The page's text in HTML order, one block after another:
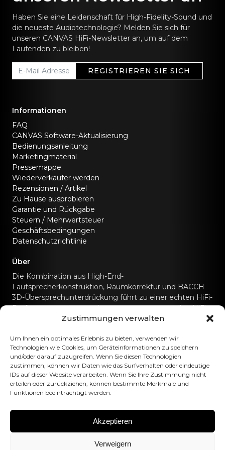
Zustimmungen verwalten
Um Ihnen ein optimales Erlebnis zu bieten, verwenden wir
Technologien wie Cookies, um Geräteinformationen zu speichern
und/oder darauf zuzugreifen. Wenn Sie diesen Technologien
zustimmen, können wir Daten wie das Surfverhalten oder eindeutige
IDs auf dieser Website verarbeiten. Wenn Sie Ihre Zustimmung nicht
erteilen oder zurückziehen, können bestimmte Merkmale und
Funktionen beeinträchtigt werden.
Akzeptieren
Verweigern
Haben Sie eine Leidenschaft für High-Fidelity-Sound und
die neueste Audiotechnologie? Melden Sie sich für
unseren CANVAS HiFi-Newsletter an, um auf dem
Laufenden zu bleiben!
REGISTRIEREN SIE SICH
Informationen
FAQ
CANVAS Software-Aktualisierung
Bedienungsanleitung
Marketingmaterial
Pressemappe
Wiederverkäufer werden
Rezensionen / Artikel
Zu Hause ausprobieren
Garantie und Rückgabe
Steuern / Mehrwertsteuer
Geschäftsbedingungen
Datenschutzrichtlinie
Über
Die Kombination aus High-End-
Lautsprecherkonstruktion, Raumkorrektur und BACCH
3D-Übersprechunterdrückung führt zu einer echten HiFi-
Performance, wie man sie sonst nur von speziellen HiFi-
Soundsystemen kennt.
Kontaktiere uns
hello@canvashifi.com Anruf +45 29 75 00 45
CANVAS HiFi ApS
Flade Engvej 4
Umsatzsteuer-Identifikationsnummer:DK43519425